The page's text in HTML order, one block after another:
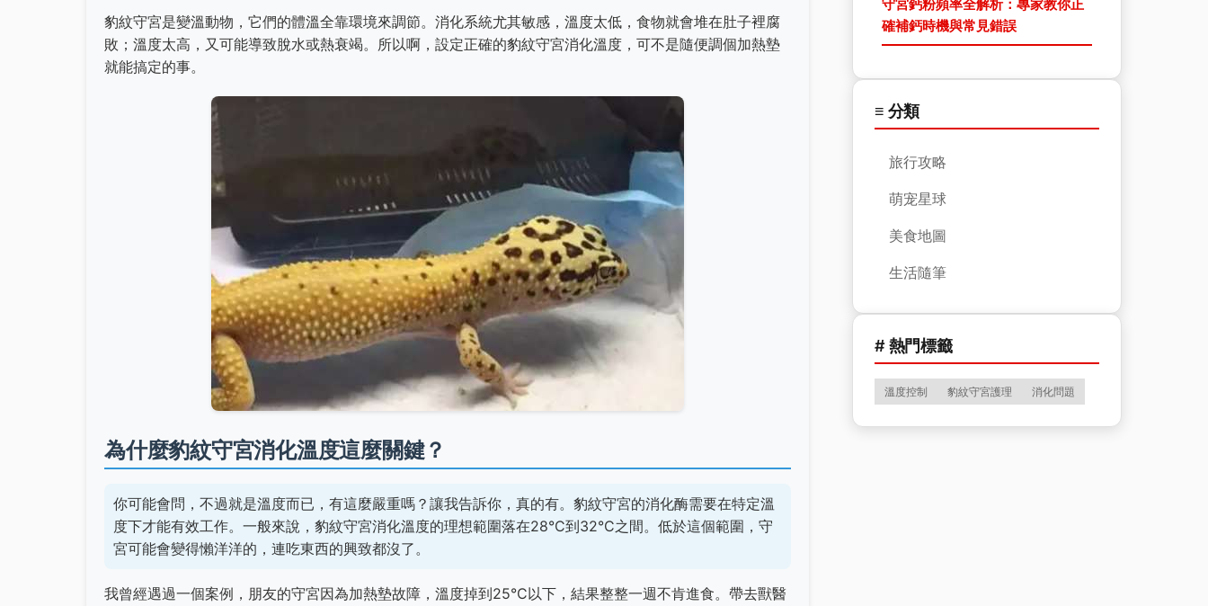
豹紋守宮是變溫動物，它們的體溫全靠環境來調節。消化系統尤其敏感，溫度太低，食物就會堆在肚子裡腐
敗；溫度太高，又可能導致脫水或熱衰竭。所以啊，設定正確的豹紋守宮消化溫度，可不是隨便調個加熱墊
就能搞定的事。
為什麼豹紋守宮消化溫度這麼關鍵？
你可能會問，不過就是溫度而已，有這麼嚴重嗎？讓我告訴你，真的有。豹紋守宮的消化酶需要在特定溫
度下才能有效工作。一般來說，豹紋守宮消化溫度的理想範圍落在28°C到32°C之間。低於這個範圍，守
宮可能會變得懶洋洋的，連吃東西的興致都沒了。
我曾經遇過一個案例，朋友的守宮因為加熱墊故障，溫度掉到25°C以下，結果整整一週不肯進食。帶去獸醫
守宮鈣粉頻率全解析：專家教你正
確補鈣時機與常見錯誤
≡ 分類
旅行攻略
萌宠星球
美食地圖
生活隨筆
# 熱門標籤
溫度控制 豹紋守宮護理 消化問題